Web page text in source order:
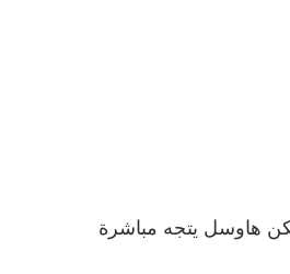
هاوسل يتجه مباشرة